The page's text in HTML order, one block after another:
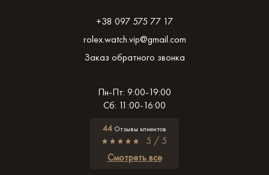
+38 097 575 77 17
rolex.watch.vip@gmail.com
Заказ обратного звонка
Пн-Пт: 9:00-19:00
Сб: 11:00-16:00
44 Отзывы клиентов
5 / 5
Смотреть все